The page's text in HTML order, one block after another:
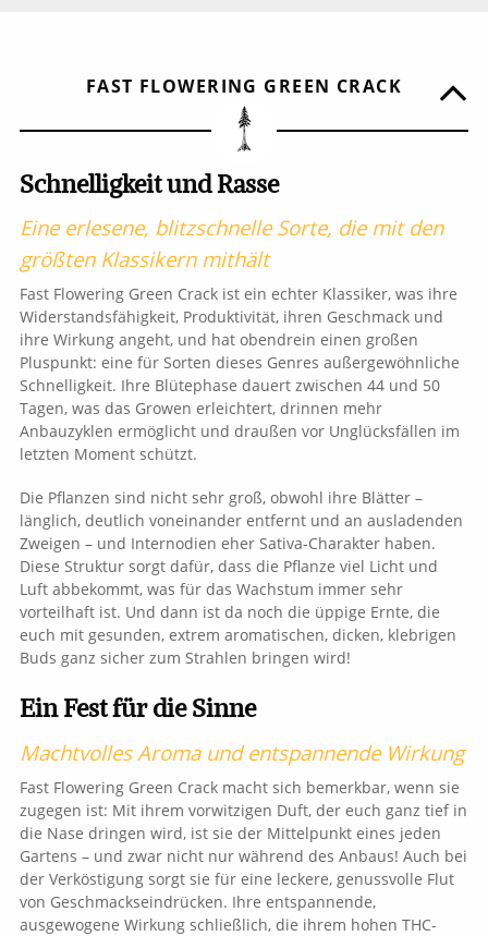
FAST FLOWERING GREEN CRACK
Schnelligkeit und Rasse
Eine erlesene, blitzschnelle Sorte, die mit den
größten Klassikern mithält
Fast Flowering Green Crack ist ein echter Klassiker, was ihre
Widerstandsfähigkeit, Produktivität, ihren Geschmack und
ihre Wirkung angeht, und hat obendrein einen großen
Pluspunkt: eine für Sorten dieses Genres außergewöhnliche
Schnelligkeit. Ihre Blütephase dauert zwischen 44 und 50
Tagen, was das Growen erleichtert, drinnen mehr
Anbauzyklen ermöglicht und draußen vor Unglücksfällen im
letzten Moment schützt.
Die Pflanzen sind nicht sehr groß, obwohl ihre Blätter –
länglich, deutlich voneinander entfernt und an ausladenden
Zweigen – und Internodien eher Sativa-Charakter haben.
Diese Struktur sorgt dafür, dass die Pflanze viel Licht und
Luft abbekommt, was für das Wachstum immer sehr
vorteilhaft ist. Und dann ist da noch die üppige Ernte, die
euch mit gesunden, extrem aromatischen, dicken, klebrigen
Buds ganz sicher zum Strahlen bringen wird!
Ein Fest für die Sinne
Machtvolles Aroma und entspannende Wirkung
Fast Flowering Green Crack macht sich bemerkbar, wenn sie
zugegen ist: Mit ihrem vorwitzigen Duft, der euch ganz tief in
die Nase dringen wird, ist sie der Mittelpunkt eines jeden
Gartens – und zwar nicht nur während des Anbaus! Auch bei
der Verköstigung sorgt sie für eine leckere, genussvolle Flut
von Geschmackseindrücken. Ihre entspannende,
ausgewogene Wirkung schließlich, die ihrem hohen THC-